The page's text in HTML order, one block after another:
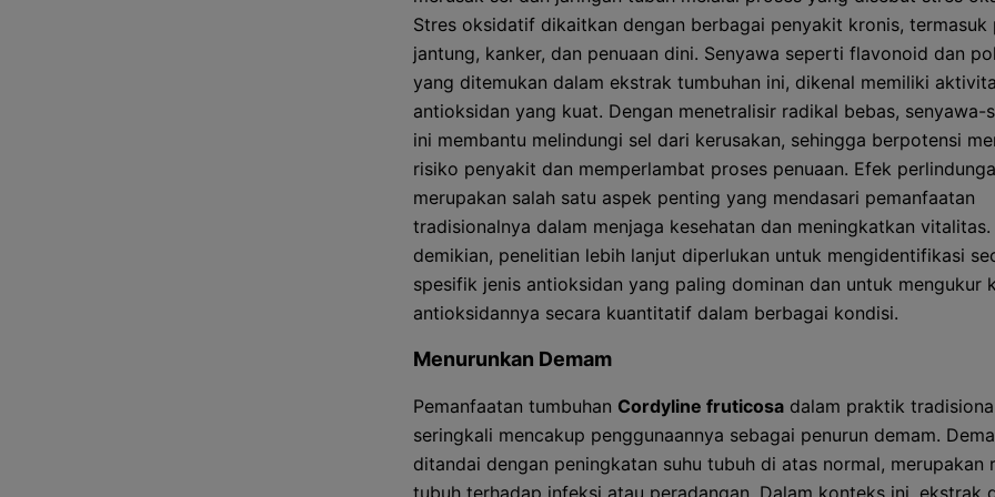
Stres oksidatif dikaitkan dengan berbagai penyakit kronis, termasuk
jantung, kanker, dan penuaan dini. Senyawa seperti flavonoid dan
yang ditemukan dalam ekstrak tumbuhan ini, dikenal memiliki
antioksidan yang kuat. Dengan menetralisir radikal bebas, senyawa-
ini membantu melindungi sel dari kerusakan, sehingga berpotensi
risiko penyakit dan memperlambat proses penuaan. Efek
merupakan salah satu aspek penting yang mendasari pemanfaatan
tradisionalnya dalam menjaga kesehatan dan meningkatkan
demikian, penelitian lebih lanjut diperlukan untuk mengidentifikasi
spesifik jenis antioksidan yang paling dominan dan untuk mengukur
antioksidannya secara kuantitatif dalam berbagai kondisi.
Menurunkan Demam
Pemanfaatan tumbuhan Cordyline fruticosa dalam praktik
seringkali mencakup penggunaannya sebagai penurun demam.
ditandai dengan peningkatan suhu tubuh di atas normal, merupakan